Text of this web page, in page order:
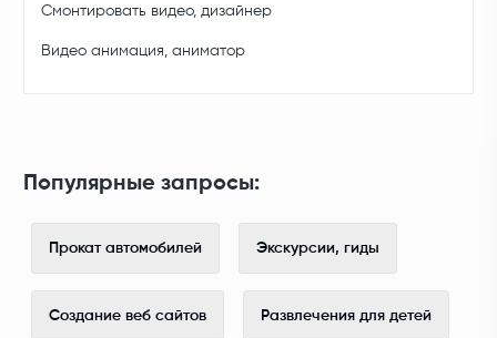
Смонтировать видео, дизайнер
Видео анимация, аниматор
Популярные запросы:
Прокат автомобилей Экскурсии, гиды
Создание веб сайтов Развлечения для детей